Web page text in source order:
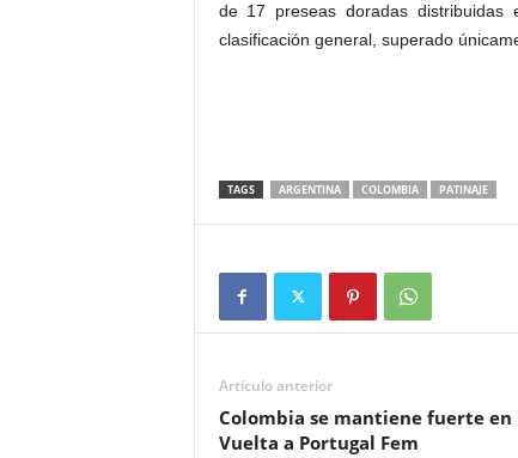
de 17 preseas doradas
clasificación general, superado
TAGS ARGENTINA COLOMBIA PATINAJE
Artículo anterior
Colombia se mantiene fuerte en
Vuelta a Portugal Fem